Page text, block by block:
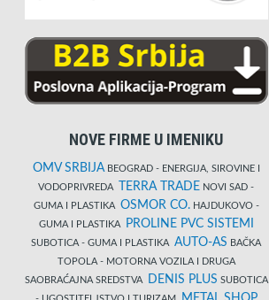
NOVE FIRME U IMENIKU
OMV SRBIJABEOGRAD - ENERGIJA, SIROVINE I
VODOPRIVREDA
TERRA TRADE NOVI SAD -
GUMA I PLASTIKA OSMOR CO.HAJDUKOVO -
GUMA I PLASTIKA
PROLINE PVC SISTEMI
SUBOTICA - GUMA I PLASTIKA AUTO-AS BAČKA
TOPOLA - MOTORNA VOZILA I DRUGA
SAOBRAĆAJNA SREDSTVA
DENIS PLUS SUBOTICA